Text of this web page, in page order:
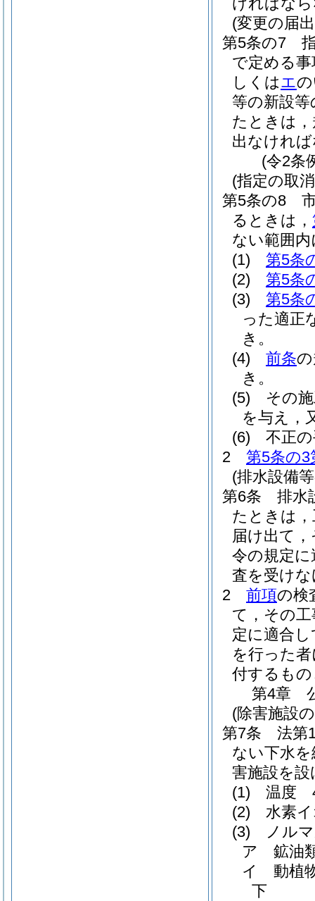
(変更の届
第5条の7
で定める
しくはエ
等の新設
たときは
出なけれ
(令2条
(指定の取
第5条の8
るときは，
ない範囲
(1)
第5条
(2)
第5条
(3)
第5条
った適正
き。
(4)
前条
き。
(5)
その
を与え，
(6)
不正
2
第5条の3
(排水設備
第6条
排水
たときは
届け出て
令の規定
査を受け
2
前項の検
て，その
定に適合
を行った
付するも
第4章
(除害施設
第7条
法第
ない下水
害施設を
(1)
温度
(2)
水素
(3)
ノル
ア
鉱油
イ
動植
下